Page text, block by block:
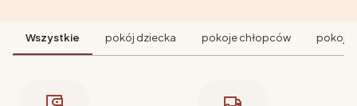
Wszystkie pokój dziecka pokoje chłopców pokoje